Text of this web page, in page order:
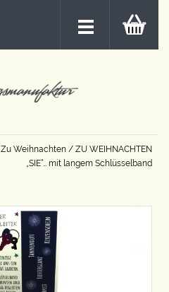
Zu Weihnachten / ZU WEIHNACHTEN
„SIE“… mit langem Schlüsselband